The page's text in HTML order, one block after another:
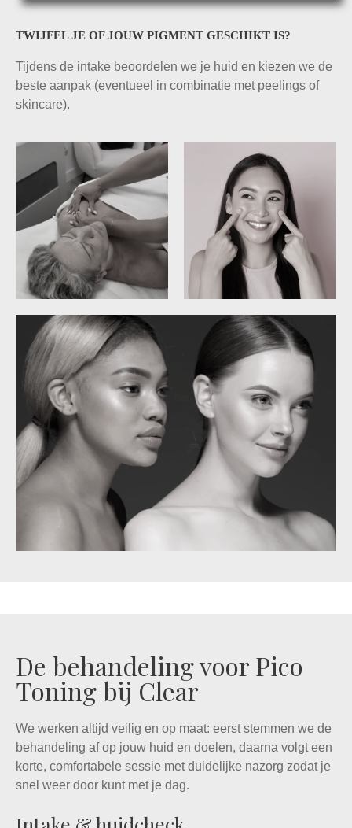
TWIJFEL JE OF JOUW PIGMENT GESCHIKT IS?
Tijdens de intake beoordelen we je huid en kiezen we de
beste aanpak (eventueel in combinatie met peelings of
skincare).
De behandeling voor Pico
Toning bij Clear
We werken altijd veilig en op maat: eerst stemmen we de
behandeling af op jouw huid en doelen, daarna volgt een
korte, comfortabele sessie met duidelijke nazorg zodat je
snel weer door kunt met je dag.